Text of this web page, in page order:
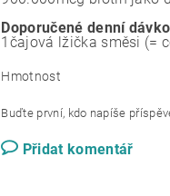
Doporučené denní
1čajová lžička směsi (=
Hmotnost
Buďte první, kdo napíše
Přidat komentář